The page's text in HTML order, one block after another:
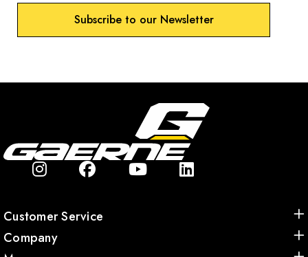
Subscribe to our Newsletter
Customer Service
Company